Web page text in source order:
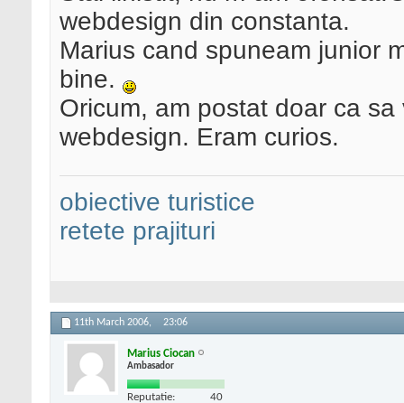
webdesign din constanta.
Marius cand spuneam junior
bine.
Oricum, am postat doar ca
webdesign. Eram curios.
obiective turistice
retete prajituri
11th March 2006, 23:06
Marius Ciocan
Ambasador
Reputatie: 40